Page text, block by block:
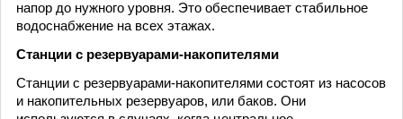
напор до нужного уровня. Это обеспечивает стабильное
водоснабжение на всех этажах.
Станции с резервуарами-накопителями
Станции с резервуарами-накопителями состоят из насосов
и накопительных резервуаров, или баков. Они